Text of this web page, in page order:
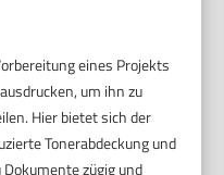
eines Projekts
um ihn zu
Hier bietet sich der
Tonerabdeckung und
zügig und